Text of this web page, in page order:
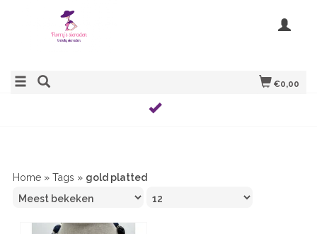
€0,00
Home » Tags » gold platted